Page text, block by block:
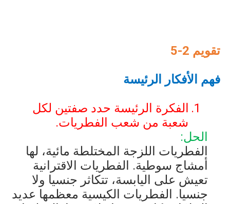
تقويم 2-5
فهم الأفكار الرئيسة
1.
الفكرة الرئيسة حدد صفتين لكل
شعبة من شعب الفطريات.
الحل:
الفطريات اللزجة المختلطة مائية، لها
أمشاج سوطية. الفطريات الاقترانية
تعيش على اليابسة، تتكاثر جنسيا ولا
جنسيا. الفطريات الكيسية معظمها عديد